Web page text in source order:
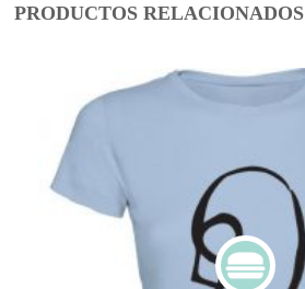
PRODUCTOS RELACIONADOS